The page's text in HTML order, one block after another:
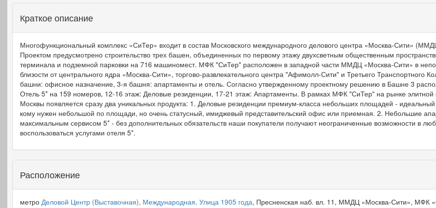
Краткое описание
Многофункциональный комплекс «СиТер» входит в состав Московского международного делового центра «Москва-Сити»
Проектом предусмотрено строительство трех башен, объединенных по первому этажу двухсветным общественным
терминала и подземной парковки на 716 машиномест. МФК "СиТер" расположен в западной части ММДЦ «Москва-Сити» в
близости от центрального ядра «Москва-Сити», торгово-развлекательного центра "Афимолл-Сити" и Третьего Транспортного
башни: офисное назначение, 3-я башня: апартаменты и отель. Согласно утвержденному проектному решению в Башне 3
Отель 5* на 159 номеров, 12-16 этаж: Деловые резиденции, 17-21 этаж: Апартаменты. В рамках МФК "СиТер" на рынке элитной
Москвы появляется сразу два уникальных продукта: 1. Деловые резиденции премиум-класса небольших площадей - идеальный
кому нужен небольшой по площади, но очень статусный, имиджевый представительский офис или приемная. 2. Небольшие
максимальным сервисом 5* - без дополнительных обязательств наши покупатели получают неограниченные возможности в
воспользоваться услугами отеля 5*.
Расположение
метро Деловой Центр (Выставочная), Международная, Улица 1905 года, Пресненская наб. вл. 11, ММДЦ «Москва-Сити», МФК